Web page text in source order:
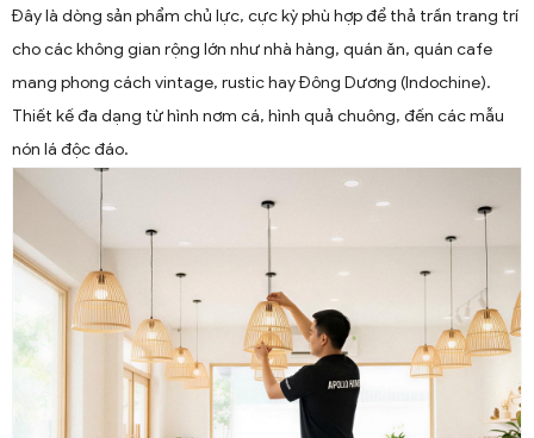
Đây là dòng sản phẩm chủ lực, cực kỳ phù hợp để thả trần trang trí
cho các không gian rộng lớn như nhà hàng, quán ăn, quán cafe
mang phong cách vintage, rustic hay Đông Dương (Indochine).
Thiết kế đa dạng từ hình nơm cá, hình quả chuông, đến các mẫu
nón lá độc đáo.